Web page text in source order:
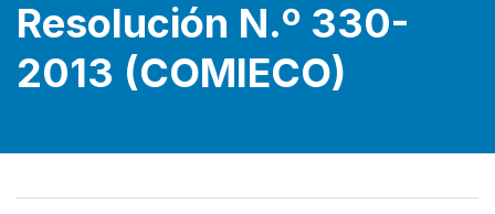
Resolución N.º 330-
2013 (COMIECO)